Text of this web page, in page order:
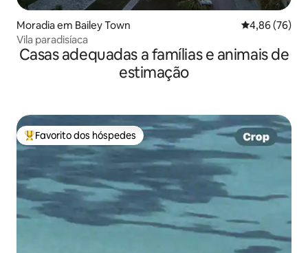
Moradia em Bailey Town Classificação
4,86 (76)
Vila paradisíaca
Casas adequadas a famílias e animais de
estimação
Favoritos dos hóspedes mais apreciados
Favorito dos hóspedes